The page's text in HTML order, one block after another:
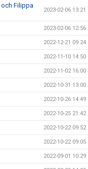
och Filippa
2023-02-06 13:21
2023-02-06 12:56
2022-12-21 09:24
2022-11-10 14:50
2022-11-02 16:00
2022-10-31 13:00
2022-10-26 14:49
2022-10-25 21:42
2022-10-22 09:52
2022-10-22 09:05
2022-09-01 10:29